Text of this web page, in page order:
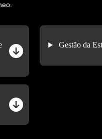
Gestão da